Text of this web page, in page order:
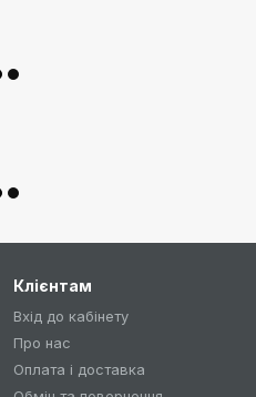
Клієнтам
Вхід до кабінету
Про нас
Оплата і доставка